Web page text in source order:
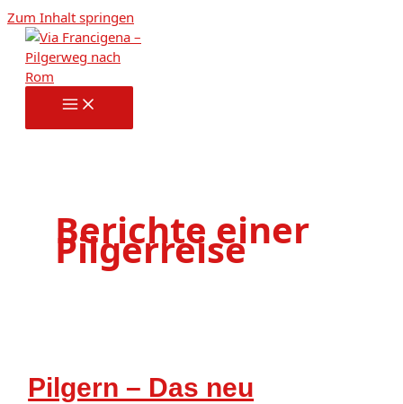
Zum Inhalt springen
Berichte einer
Pilgerreise
Pilgern – Das neu